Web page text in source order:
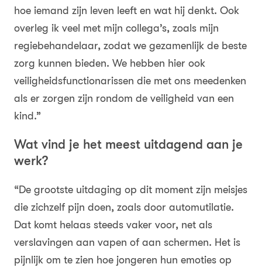
hoe iemand zijn leven leeft en wat hij denkt. Ook
overleg ik veel met mijn collega’s, zoals mijn
regiebehandelaar, zodat we gezamenlijk de beste
zorg kunnen bieden. We hebben hier ook
veiligheidsfunctionarissen die met ons meedenken
als er zorgen zijn rondom de veiligheid van een
kind.”
Wat vind je het meest uitdagend aan je
werk?
“De grootste uitdaging op dit moment zijn meisjes
die zichzelf pijn doen, zoals door automutilatie.
Dat komt helaas steeds vaker voor, net als
verslavingen aan vapen of aan schermen. Het is
pijnlijk om te zien hoe jongeren hun emoties op